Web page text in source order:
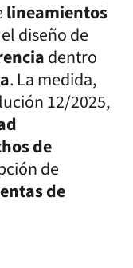
lineamientos
diseño de
dentro
. La medida,
12/2025,
de
de
de